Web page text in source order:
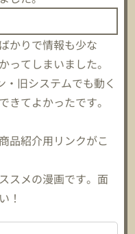
かりで情報も少な
ってしまいました。
旧システムでも動く
きてよかったです。
品紹介用リンクがこ
スメの漫画です。面
！